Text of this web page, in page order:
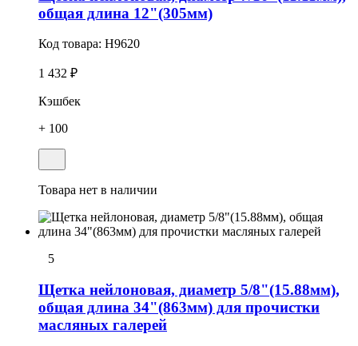
общая длина 12"(305мм)
Код товара: H9620
1 432 ₽
Кэшбек
+ 100
Товара нет в наличии
5
Щетка нейлоновая, диаметр 5/8"(15.88мм),
общая длина 34"(863мм) для пpочистки
масляных галерей